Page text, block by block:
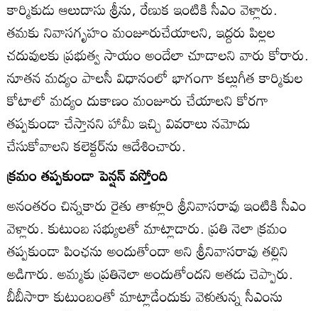
కార్మికుడు ఆలుదాసు శ్రీను, రేణుక ఇంటికి సీఎం వెళ్లారు.
తమకు నివాసగృహం మంజూరుచేయాలని, ఇద్దరు పిల్లల
చదువులకు ప్రభుత్వ సాయం అందేలా చూడాలని వారు కోరారు.
నూతన మద్యం పాలసీ విధానంలో భాగంగా కల్లుగీత కార్మికుల
కోటాలో మద్యం దుకాణం మంజూరు చేయాలని కోరగా
తప్పకుండా చేస్తానని హామీ ఇచ్చి వివరాలు నమోదు
చేసుకోవాలని కలెక్టర్‌ను ఆదేశించారు.
క్రమం తప్పకుండా పెన్షన్‌ వస్తోంది
అనంతరం చిన్నకారు రైతు తాళ్లూరి శ్రీనివాసరావు ఇంటికి సీఎం
వెళ్లారు. కుటుంబ సభ్యులతో మాట్లాడారు. ప్రతి నెలా క్రమం
తప్పకుండా పింఛను అందుతోందా అని శ్రీనివాసరావు తల్లిని
అడిగారు. అమ్మకు ప్రతినెలా అందుతోందని అతడు చెప్పారు.
బీబీసారా కుటుంబంతో మాట్లాడేందుకు వెళుతున్న సీఎంను